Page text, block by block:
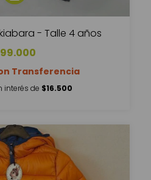
- Talle 4 años
interés de $16.500